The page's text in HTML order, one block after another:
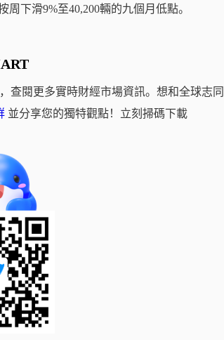
下滑9%至40,200輛的九個月低點。
查閱更多實時財經市場資訊。想和全球志同
並分享您的獨特觀點！立刻掃碼下載